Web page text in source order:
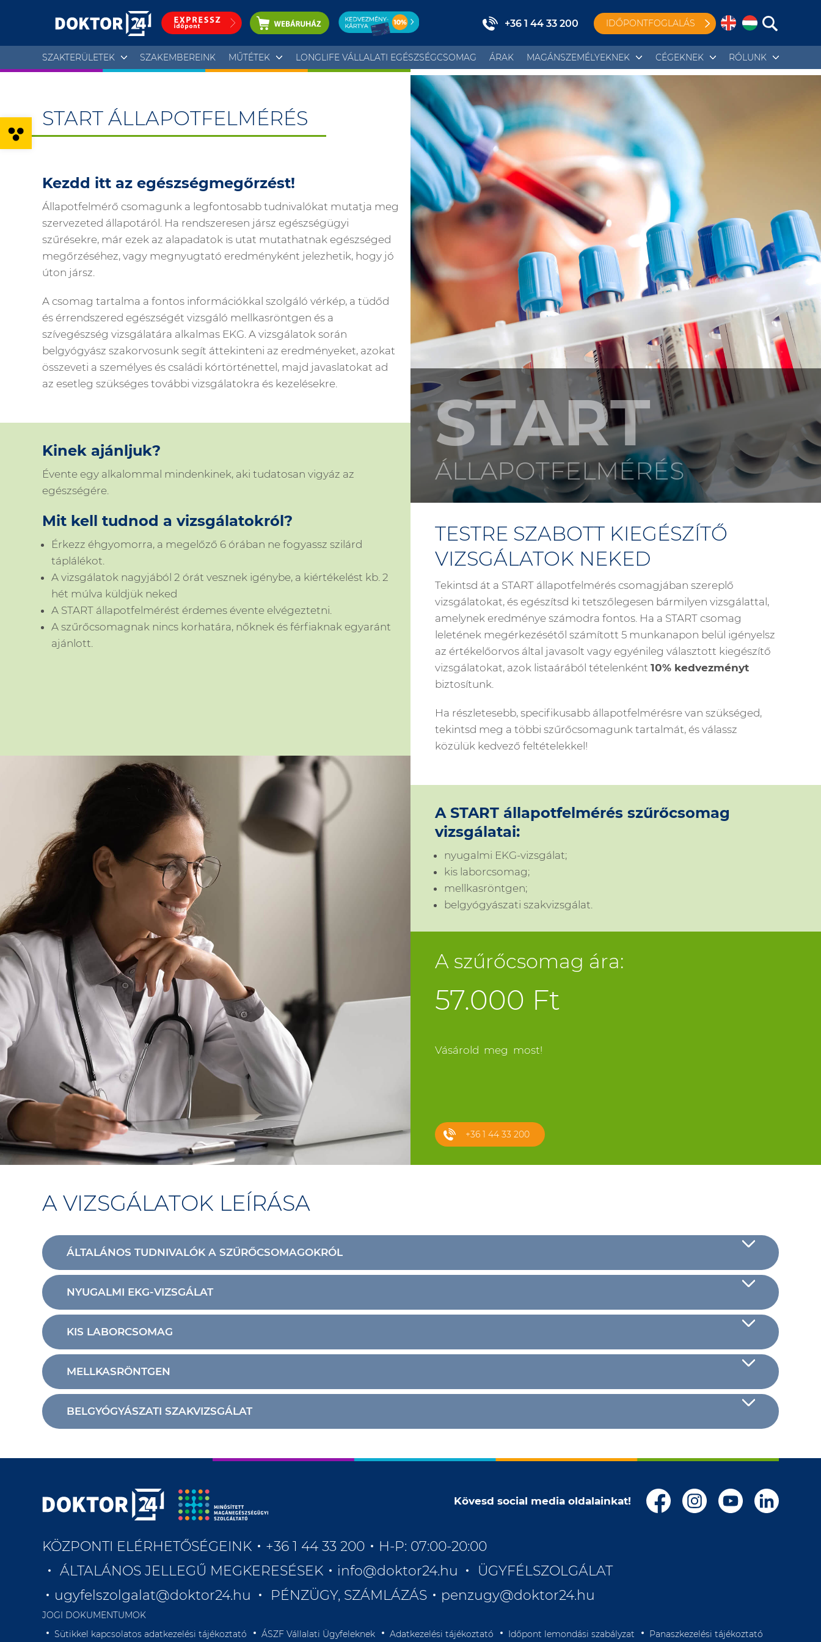
Eszköztár megnyitása
+36 1 44 33 200 IDŐPONTFOGLALÁS
SZAKTERÜLETEK SZAKEMBEREINK MŰTÉTEK LONGLIFE VÁLLALATI EGÉSZSÉGCSOMAG ÁRAK MAGÁNSZEMÉLYEKNEK CÉGEKNEK RÓLUNK
START
ÁLLAPOTFELMÉRÉS
START ÁLLAPOTFELMÉRÉS
Kezdd itt az egészségmegőrzést!
Állapotfelmérő csomagunk a legfontosabb tudnivalókat mutatja meg
szervezeted állapotáról. Ha rendszeresen jársz egészségügyi
szűrésekre, már ezek az alapadatok is utat mutathatnak egészséged
megőrzéséhez, vagy megnyugtató eredményként jelezhetik, hogy jó
úton jársz.
A csomag tartalma a fontos információkkal szolgáló vérkép, a tüdőd
és érrendszered egészségét vizsgáló mellkasröntgen és a
szívegészség vizsgálatára alkalmas EKG. A vizsgálatok során
belgyógyász szakorvosunk segít áttekinteni az eredményeket, azokat
összeveti a személyes és családi kórtörténettel, majd javaslatokat ad
az esetleg szükséges további vizsgálatokra és kezelésekre.
Kinek ajánljuk?
Évente egy alkalommal mindenkinek, aki tudatosan vigyáz az
egészségére.
Mit kell tudnod a vizsgálatokról?
Érkezz éhgyomorra, a megelőző 6 órában ne fogyassz szilárd
táplálékot.
A vizsgálatok nagyjából 2 órát vesznek igénybe, a kiértékelést kb. 2
hét múlva küldjük neked
A START állapotfelmérést érdemes évente elvégeztetni.
A szűrőcsomagnak nincs korhatára, nőknek és férfiaknak egyaránt
ajánlott.
TESTRE SZABOTT KIEGÉSZÍTŐ
VIZSGÁLATOK NEKED
Tekintsd át a START állapotfelmérés csomagjában szereplő
vizsgálatokat, és egészítsd ki tetszőlegesen bármilyen vizsgálattal,
amelynek eredménye számodra fontos. Ha a START csomag
leletének megérkezésétől számított 5 munkanapon belül igényelsz
az értékelőorvos által javasolt vagy egyénileg választott kiegészítő
vizsgálatokat, azok listaárából tételenként 10% kedvezményt
biztosítunk.
Ha részletesebb, specifikusabb állapotfelmérésre van szükséged,
tekintsd meg a többi szűrőcsomagunk tartalmát, és válassz
közülük kedvező feltételekkel!
A START állapotfelmérés szűrőcsomag
vizsgálatai:
nyugalmi EKG-vizsgálat;
kis laborcsomag;
mellkasröntgen;
belgyógyászati szakvizsgálat.
A szűrőcsomag ára:
57.000 Ft
Vásárold meg most!
+36 1 44 33 200
A VIZSGÁLATOK LEÍRÁSA
ÁLTALÁNOS TUDNIVALÓK A SZŰRŐCSOMAGOKRÓL
NYUGALMI EKG-VIZSGÁLAT
KIS LABORCSOMAG
MELLKASRÖNTGEN
BELGYÓGYÁSZATI SZAKVIZSGÁLAT
Kövesd social media oldalainkat!
KÖZPONTI ELÉRHETŐSÉGEINK +36 1 44 33 200
H-P: 07:00-20:00
ÁLTALÁNOS JELLEGŰ MEGKERESÉSEK
info@doktor24.hu
ÜGYFÉLSZOLGÁLAT
ugyfelszolgalat@doktor24.hu
PÉNZÜGY, SZÁMLÁZÁS penzugy@doktor24.hu
JOGI DOKUMENTUMOK
Sütikkel kapcsolatos adatkezelési tájékoztató
ÁSZF Vállalati Ügyfeleknek Adatkezelési tájékoztató Időpont lemondási szabályzat Panaszkezelési tájékoztató